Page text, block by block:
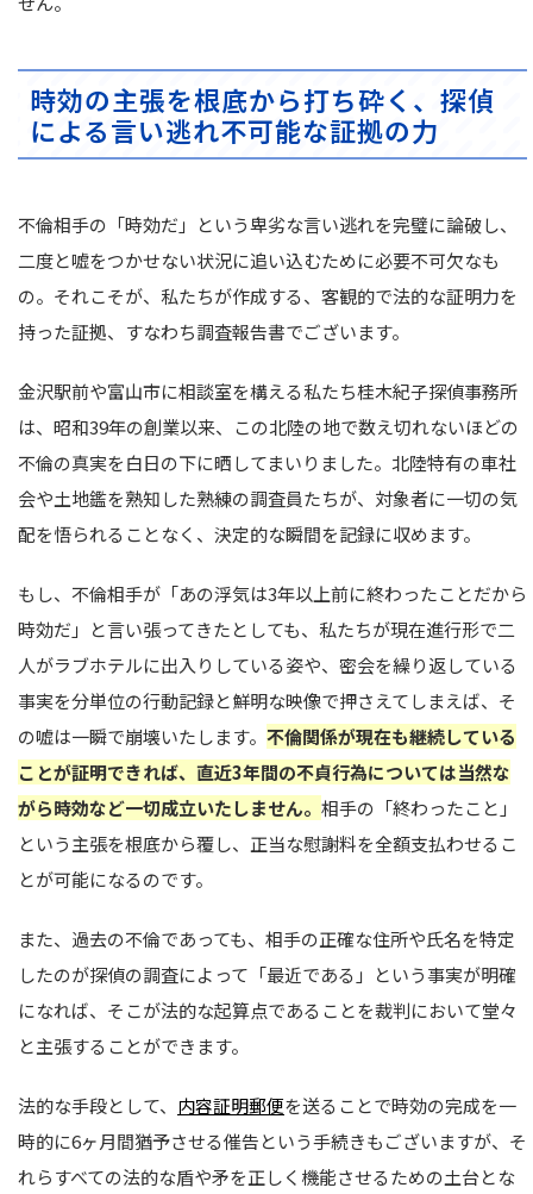
時効の主張を根底から打ち砕く、探偵
による言い逃れ不可能な証拠の力
不倫相手の「時効だ」という卑劣な言い逃れを完璧に論破し、
二度と嘘をつかせない状況に追い込むために必要不可欠なも
の。それこそが、私たちが作成する、客観的で法的な証明力を
持った証拠、すなわち調査報告書でございます。
金沢駅前や富山市に相談室を構える私たち桂木紀子探偵事務所
は、昭和39年の創業以来、この北陸の地で数え切れないほどの
不倫の真実を白日の下に晒してまいりました。北陸特有の車社
会や土地鑑を熟知した熟練の調査員たちが、対象者に一切の気
配を悟られることなく、決定的な瞬間を記録に収めます。
もし、不倫相手が「あの浮気は3年以上前に終わったことだから
時効だ」と言い張ってきたとしても、私たちが現在進行形で二
人がラブホテルに出入りしている姿や、密会を繰り返している
事実を分単位の行動記録と鮮明な映像で押さえてしまえば、そ
の嘘は一瞬で崩壊いたします。 不倫関係が現在も継続している
ことが証明できれば、直近3年間の不貞行為については当然な
がら時効など一切成立いたしません。 相手の「終わったこと」
という主張を根底から覆し、正当な慰謝料を全額支払わせるこ
とが可能になるのです。
また、過去の不倫であっても、相手の正確な住所や氏名を特定
したのが探偵の調査によって「最近である」という事実が明確
になれば、そこが法的な起算点であることを裁判において堂々
と主張することができます。
法的な手段として、 内容証明郵便を送ることで時効の完成を一
時的に6ヶ月間猶予させる催告という手続きもございますが、そ
れらすべての法的な盾や矛を正しく機能させるための土台とな